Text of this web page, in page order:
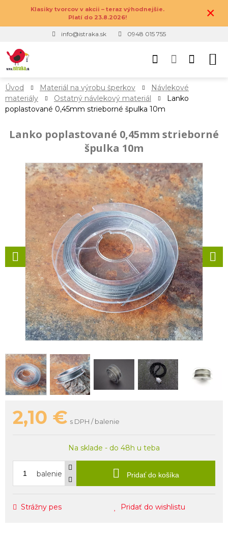
Klasiky tvorcov v akcii – teraz výhodnejšie.
Platí do 23.8.2026!
×
info@istraka.sk 0948 015 755
Úvod Materiál na výrobu šperkov
Návlekové
materiály
Ostatný návlekový materiál
Lanko
poplastované 0,45mm strieborné špulka 10m
Lanko poplastované 0,45mm strieborné
špulka 10m
2,10 € s DPH / balenie
Na sklade - do 48h u teba
balenie Pridať do košíka
Strážny pes Pridať do wishlistu